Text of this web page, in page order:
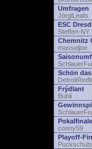
Umfragen
JörgiLeafs
ESC
Steffen-NY
Chemnitz
masseljoe
Schön
Frýdlant
Buhli
conny59
Playoff-